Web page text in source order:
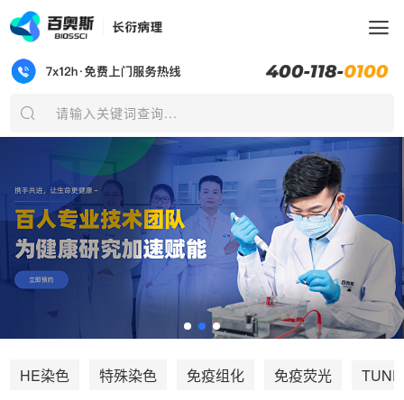
请输入关键词查询...
HE染色 特殊染色 免疫组化 免疫荧光